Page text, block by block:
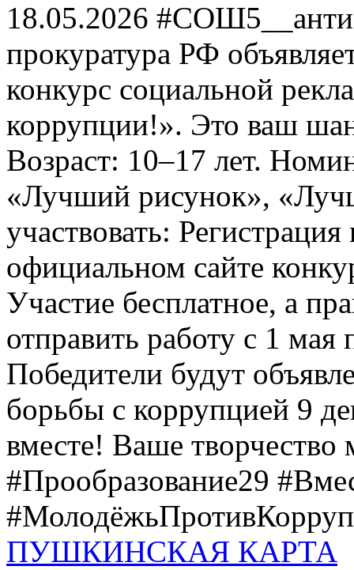
18.05.2026
прокуратура РФ
конкурс социальной
коррупции!». Это ваш
Возраст: 10–17 лет.
«Лучший рисунок»,
участвовать:
официальном сайте
Участие бесплатное, а
отправить работу с 1 мая
Победители будут
борьбы с коррупцией 9
вместе! Ваше творчество
#Прообразование29
ПУШКИНСКАЯ КАРТА